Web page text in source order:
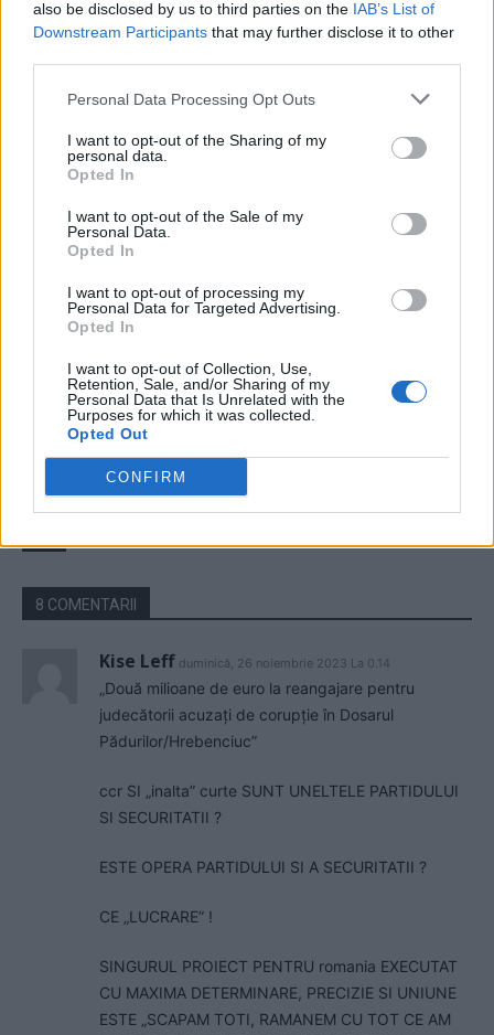
also be disclosed by us to third parties on the IAB’s List of
Downstream Participants that may further disclose it to other
Personal Data Processing Opt Outs
I want to opt-out of the Sharing of my
personal data.
Opted In
I want to opt-out of the Sale of my
Personal Data.
Opted In
I want to opt-out of processing my
Personal Data for Targeted Advertising.
Opted In
I want to opt-out of Collection, Use,
Retention, Sale, and/or Sharing of my
Personal Data that Is Unrelated with the
Purposes for which it was collected.
Opted Out
CONFIRM
RELATED ARTICLES
Comisia Europeană, după ororile
cu atenție modificările aduse legii.
pierdem 5 miliarde de euro și nu
Pîslaru
News
DIICOT în această vară, după ”cazul
Pașca – Dumbrava”. Un fost
consilier al lui Băsescu a fost
8 COMENTARII
Kise Leff duminică, 26 noiembrie 2023 La 0.14
„Două milioane de euro la reangajare pentru
judecătorii acuzați de corupție în Dosarul
Pădurilor/Hrebenciuc”
ccr SI „inalta” curte SUNT UNELTELE PARTIDULUI
SI SECURITATII ?
ESTE OPERA PARTIDULUI SI A SECURITATII ?
CE „LUCRARE” !
SINGURUL PROIECT PENTRU romania EXECUTAT
CU MAXIMA DETERMINARE, PRECIZIE SI UNIUNE
ESTE „SCAPAM TOTI, RAMANEM CU TOT CE AM